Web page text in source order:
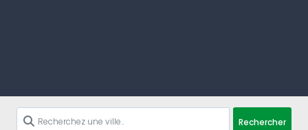
Rechercher